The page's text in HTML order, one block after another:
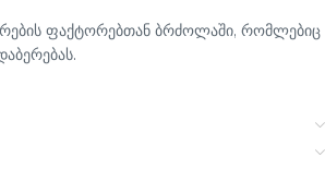
ფაქტორებთან ბრძოლაში, რომლებიც